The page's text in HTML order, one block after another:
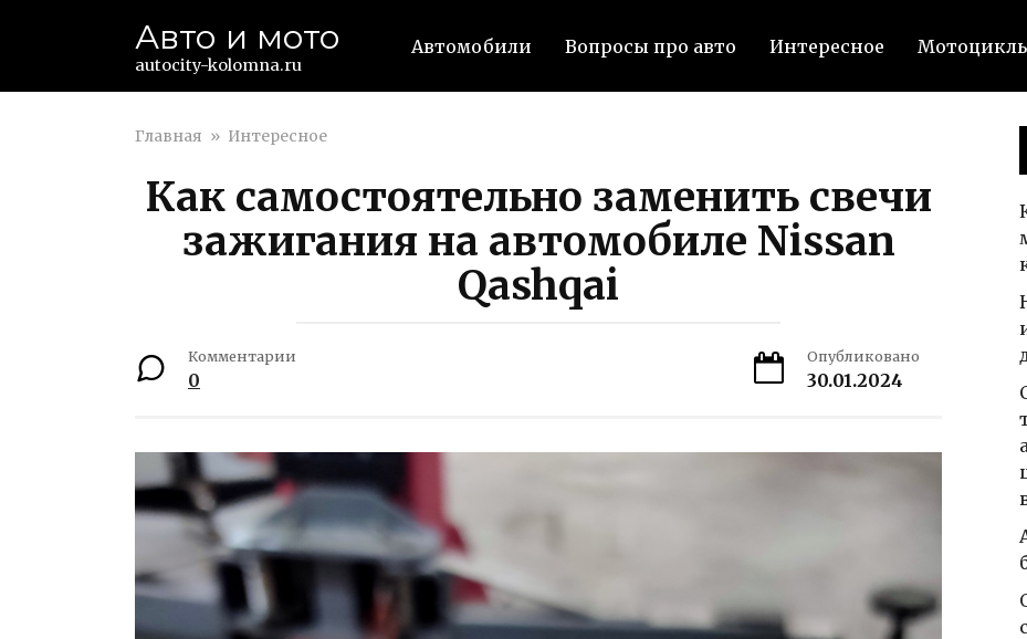
Авто и мото
autocity-kolomna.ru
Автомобили Вопросы про авто Интересное
Главная » Интересное
Как самостоятельно заменить свечи
зажигания на автомобиле Nissan
Qashqai
Комментарии
0
Опубликовано
30.01.2024